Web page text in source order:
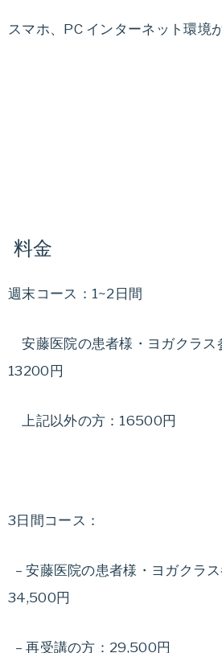
スマホ、PC インターネット環境
料金
週末コース：1~2日間
安藤医院の患者様・ヨガクラ
13200円
上記以外の方：16500円
3日間コース：
– 安藤医院の患者様・ヨガクラ
34,500円
– 再受講の方：29,500円